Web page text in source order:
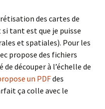
des cartes de
tant est que je puisse
et spatiales). Pour les
propose des fichiers
découper à l’échelle de
un PDFdes
ça colle avec le